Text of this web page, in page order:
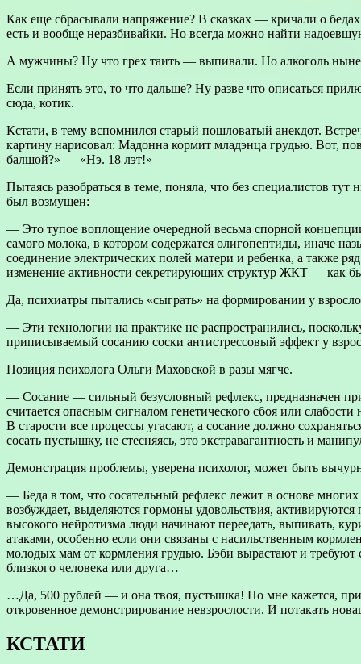
Как еще сбрасывали напряжение? В сказках — кричали о
есть и вообще неразбивайки. Но всегда можно найти
А мужчины? Ну что грех таить — выпивали. Но алкоголь ныне
Если принять это, то что дальше? Ну разве что
сюда, котик.
Кстати, в тему вспомнился старый пошловатый анекдот.
картину нарисовал: Мадонна кормит младэнца грудью. Вот,
балшой?» — «Нэ. 18 лэт!»
Пытаясь разобраться в теме, поняла, что без специалистов
был возмущен:
— Это тупое воплощение очередной весьма спорной
самого молока, в котором содержатся олигопептиды, иначе
соединение электрических полей матери и ребенка, а также
изменение активности секретирующих структур ЖКТ — как
Да, психиатры пытались «сыграть» на формировании у
— Эти технологии на практике не распространились,
приписываемый сосанию соски антистрессовый эффект у
Позиция психолога Ольги Маховской в разы мягче.
— Сосание — сильный безусловный рефлекс, предназначен
считается опасным сигналом генетического сбоя или
В старости все процессы угасают, а сосание должно
сосать пустышку, не стесняясь, это экстравагантность и
Демонстрация проблемы, уверена психолог, может быть
— Беда в том, что сосательный рефлекс лежит в основе
возбуждает, выделяются гормоны удовольствия,
высокого нейротизма люди начинают переедать, выпивать,
атаками, особенно если они связаны с насильственным
молодых мам от кормления грудью. Бэби вырастают и требуют
близкого человека или друга…
…Да, 500 рублей — и она твоя, пустышка! Но мне кажется,
откровенное демонстрирование невзрослости. И потакать
КСТАТИ